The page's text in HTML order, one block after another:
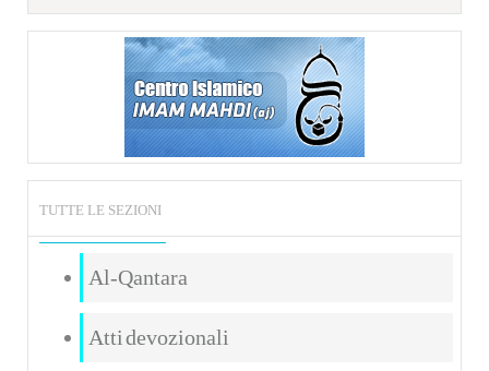
TUTTE LE SEZIONI
Al-Qantara
Atti devozionali